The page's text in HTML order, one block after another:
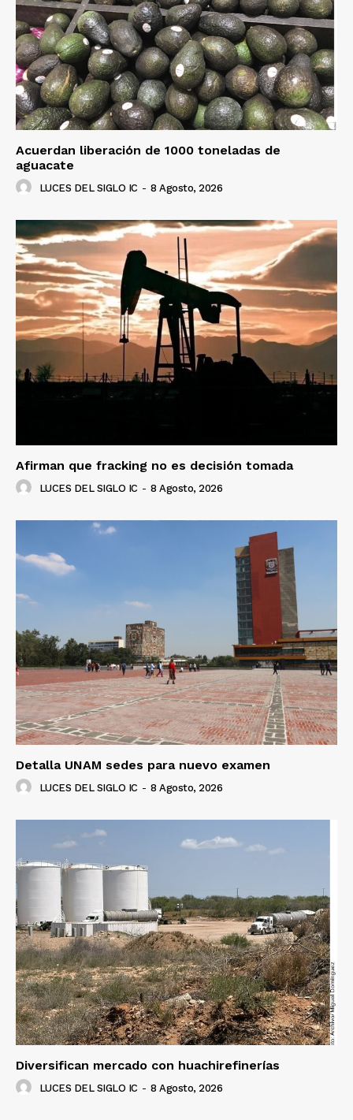
Acuerdan liberación de 1000 toneladas de
aguacate
LUCES DEL SIGLO IC - 8 Agosto, 2026
Afirman que fracking no es decisión tomada
LUCES DEL SIGLO IC - 8 Agosto, 2026
Detalla UNAM sedes para nuevo examen
LUCES DEL SIGLO IC - 8 Agosto, 2026
Diversifican mercado con huachirefinerías
LUCES DEL SIGLO IC - 8 Agosto, 2026